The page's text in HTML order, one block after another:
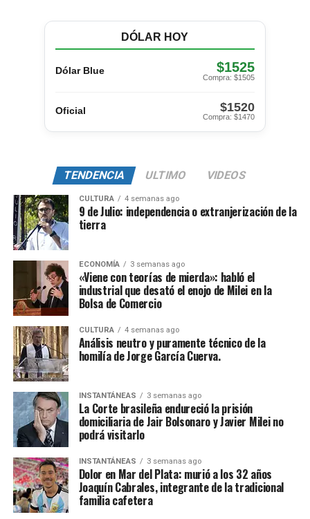
DÓLAR HOY
Dólar Blue $1525
Compra: $1505
Oficial $1520
Compra: $1470
TENDENCIA ULTIMO VIDEOS
CULTURA 4 semanas ago
9 de Julio: independencia o extranjerización de la
tierra
ECONOMÍA 3 semanas ago
«Viene con teorías de mierda»: habló el
industrial que desató el enojo de Milei en la
Bolsa de Comercio
CULTURA 4 semanas ago
Análisis neutro y puramente técnico de la
homilía de Jorge García Cuerva.
INSTANTÁNEAS 3 semanas ago
La Corte brasileña endureció la prisión
domiciliaria de Jair Bolsonaro y Javier Milei no
podrá visitarlo
INSTANTÁNEAS 3 semanas ago
Dolor en Mar del Plata: murió a los 32 años
Joaquín Cabrales, integrante de la tradicional
familia cafetera